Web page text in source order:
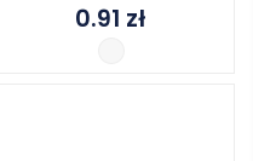
0.91 zł